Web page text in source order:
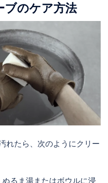
ブのケア方法
れたら、次のようにクリー
るま湯またはボウルに浸